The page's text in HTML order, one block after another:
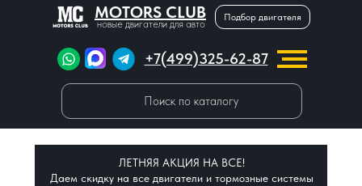
MOTORS CLUB
новые двигатели для авто
Подбор двигателя
+7(499)325-62-87
Поиск по каталогу
ЛЕТНЯЯ АКЦИЯ НА ВСЕ!
Даем скидку на все двигатели и тормозные системы